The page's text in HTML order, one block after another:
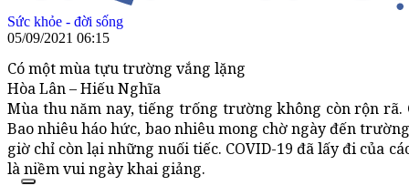
Sức khỏe - đời sống
05/09/2021 06:15
Có một mùa tựu trường vắng lặng
Hòa Lân – Hiếu Nghĩa
Mùa thu năm nay, tiếng trống trường không còn rộn rã.
Bao nhiêu háo hức, bao nhiêu mong chờ ngày đến
giờ chỉ còn lại những nuối tiếc. COVID-19 đã lấy đi của
là niềm vui ngày khai giảng.